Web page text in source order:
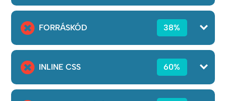
FORRÁSKÓD 38%
INLINE CSS 60%